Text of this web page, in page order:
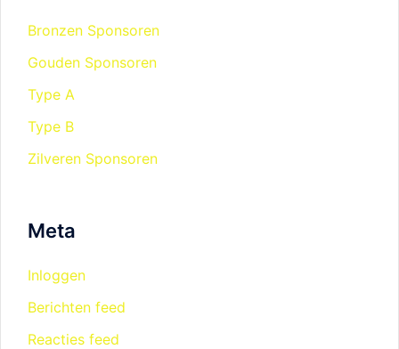
Bronzen Sponsoren
Gouden Sponsoren
Type A
Type B
Zilveren Sponsoren
Meta
Inloggen
Berichten feed
Reacties feed